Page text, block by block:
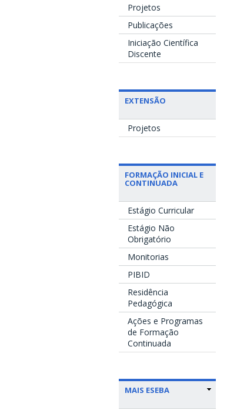
Projetos
Publicações
Iniciação Científica
Discente
EXTENSÃO
Projetos
FORMAÇÃO INICIAL E
CONTINUADA
Estágio Curricular
Estágio Não
Obrigatório
Monitorias
PIBID
Residência
Pedagógica
Ações e Programas
de Formação
Continuada
MAIS ESEBA